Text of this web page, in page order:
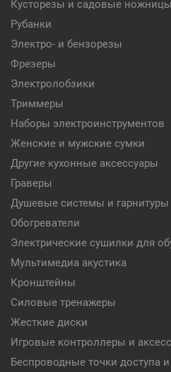
Кусторезы и садовые ножницы
Рубанки
Электро- и бензорезы
Фрезеры
Электролобзики
Триммеры
Наборы электроинструментов
Женские и мужские сумки
Другие кухонные аксессуары
Граверы
Душевые системы и гарнитуры
Обогреватели
Электрические сушилки для
Мультимедиа акустика
Кронштейны
Силовые тренажеры
Жесткие диски
Игровые контроллеры и
Беспроводные точки доступа и